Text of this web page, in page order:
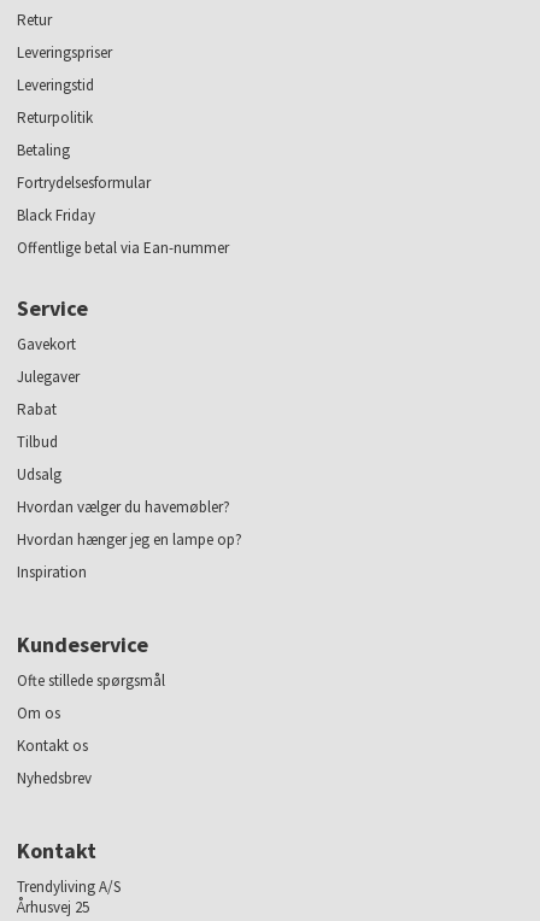
Retur
Leveringspriser
Leveringstid
Returpolitik
Betaling
Fortrydelsesformular
Black Friday
Offentlige betal via Ean-nummer
Service
Gavekort
Julegaver
Rabat
Tilbud
Udsalg
Hvordan vælger du havemøbler?
Hvordan hænger jeg en lampe op?
Inspiration
Kundeservice
Ofte stillede spørgsmål
Om os
Kontakt os
Nyhedsbrev
Kontakt
Trendyliving A/S
Århusvej 25